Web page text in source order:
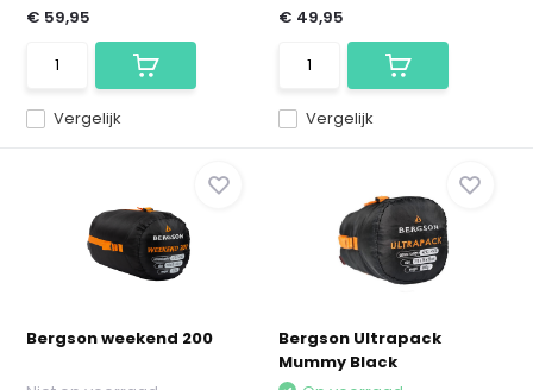
Vergelijk
€ 59,95
Vergelijk
€ 49,95
Bergson weekend 200
Bergson Ultrapack
Mummy Black